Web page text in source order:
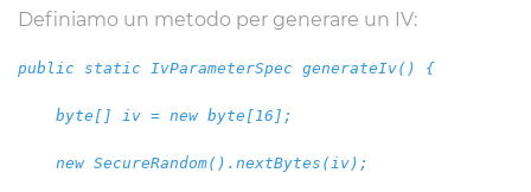
Definiamo un metodo per generare un IV:
public static IvParameterSpec generateIv() {
byte[] iv = new byte[16];
new SecureRandom().nextBytes(iv);